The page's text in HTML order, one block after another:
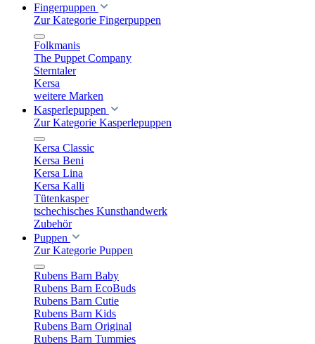
Fingerpuppen
Zur Kategorie Fingerpuppen
Folkmanis
The Puppet Company
Sterntaler
Kersa
weitere Marken
Kasperlepuppen
Zur Kategorie Kasperlepuppen
Kersa Classic
Kersa Beni
Kersa Lina
Kersa Kalli
Tütenkasper
tschechisches Kunsthandwerk
Zubehör
Puppen
Zur Kategorie Puppen
Rubens Barn Baby
Rubens Barn EcoBuds
Rubens Barn Cutie
Rubens Barn Kids
Rubens Barn Original
Rubens Barn Tummies